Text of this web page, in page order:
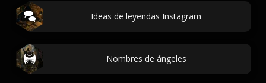
Ideas de leyendas Instagram
Nombres de ángeles